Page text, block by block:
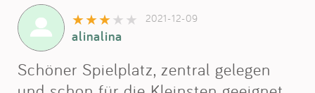
Partner
2021-12-09
alinalina
Schöner Spielplatz, zentral gelegen